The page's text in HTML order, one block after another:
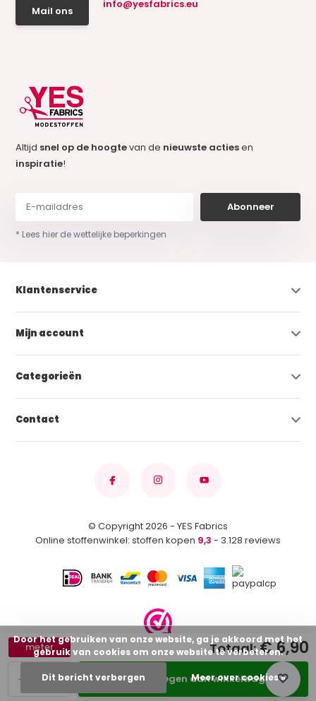
+
-
meter
Toevoegen aan winkelwagen
Totaal:€ 6,90
Mail ons
info@yesfabrics.eu
Altijd snel op de hoogtevan de nieuwste actiesen
inspiratie!
Abonneer
* Lees hier de wettelijke beperkingen
Klantenservice
Mijn account
Categorieën
Contact
© Copyright 2026 - YES Fabrics
Online stoffenwinkel: stoffen kopen 9,3 - 3.128 reviews
Door het gebruiken van onze website, ga je akkoord met het
gebruik van cookies om onze website te verbeteren.
Dit bericht verbergen Meer over cookies »